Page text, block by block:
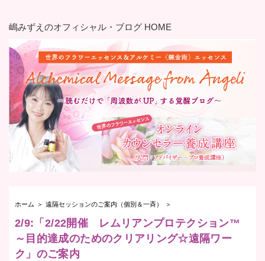
嶋みずえのオフィシャル・ブログ HOME
ホーム ＞ 遠隔セッションのご案内（個別＆一斉） ＞
2/9:「2/22開催 レムリアンプロテクション™
～目的達成のためのクリアリング☆遠隔ワー
ク」のご案内